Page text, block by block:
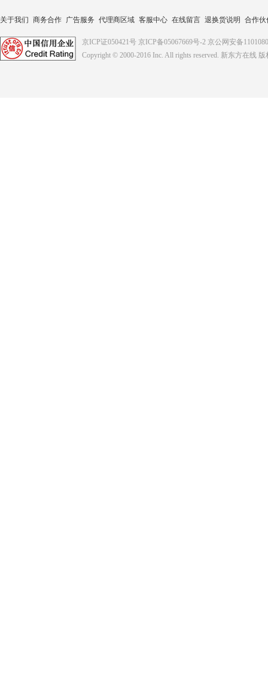
关于我们 商务合作 广告服务 代理商区域 客服中心 在线留言 退换货说明 合作伙
京ICP证050421号 京ICP备05067669号-2 京公网安备
Copyright © 2000-2016 Inc. All rights reserved. 新东方在线